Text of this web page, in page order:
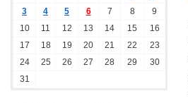
3
4 5 6 7 8
9
10
11 12 13 14 15
16
17
18 19 20 21 22
23
24
25 26 27 28 29
30
31